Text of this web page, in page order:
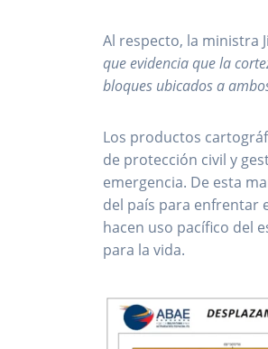
Al respecto, la ministra
que evidencia que la
bloques ubicados a
Los productos
de protección civil y
emergencia. De esta
del país para enfrentar
hacen uso pacífico del
para la vida.